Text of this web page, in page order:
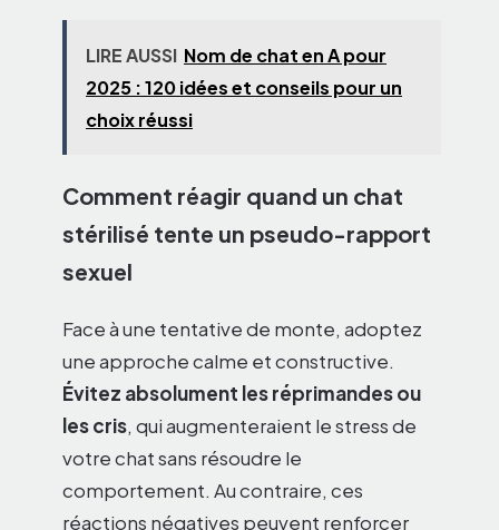
LIRE AUSSI Nom de chat en A pour
2025 : 120 idées et conseils pour un
choix réussi
Comment réagir quand un chat
stérilisé tente un pseudo-rapport
sexuel
Face à une tentative de monte, adoptez
une approche calme et constructive.
Évitez absolument les réprimandes ou
les cris, qui augmenteraient le stress de
votre chat sans résoudre le
comportement. Au contraire, ces
réactions négatives peuvent renforcer